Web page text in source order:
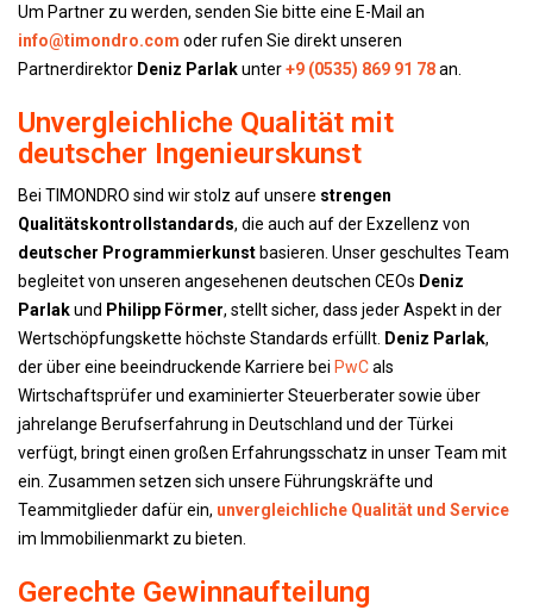
Um Partner zu werden, senden Sie bitte eine E-Mail an
info@timondro.com oder rufen Sie direkt unseren
Partnerdirektor Deniz Parlakunter+9 (0535) 869 91 78an.
Unvergleichliche Qualität mit
deutscher Ingenieurskunst
Bei TIMONDRO sind wir stolz auf unsere strengen
Qualitätskontrollstandards, die auch auf der Exzellenz von
deutscher Programmierkunstbasieren. Unser geschultes Team
begleitet von unseren angesehenen deutschen CEOs Deniz
Parlakund Philipp Förmer, stellt sicher, dass jeder Aspekt in der
Wertschöpfungskette höchste Standards erfüllt. Deniz Parlak,
der über eine beeindruckende Karriere bei PwCals
Wirtschaftsprüfer und examinierter Steuerberater sowie über
jahrelange Berufserfahrung in Deutschland und der Türkei
verfügt, bringt einen großen Erfahrungsschatz in unser Team mit
ein. Zusammen setzen sich unsere Führungskräfte und
Teammitglieder dafür ein, unvergleichliche Qualität und Service
im Immobilienmarkt zu bieten.
Gerechte Gewinnaufteilung